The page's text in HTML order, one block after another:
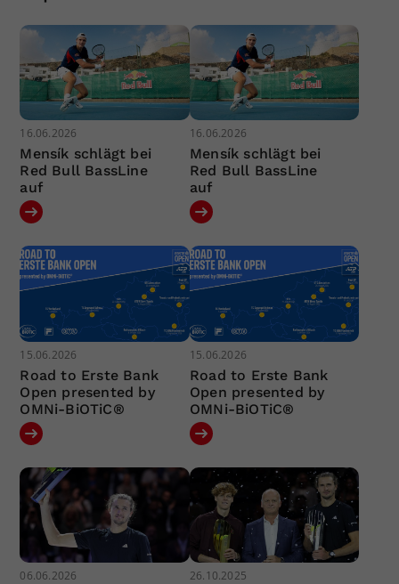
16.06.2026
Mensík schlägt bei
Red Bull BassLine
auf
16.06.2026
Mensík schlägt bei
Red Bull BassLine
auf
15.06.2026
Road to Erste Bank
Open presented by
OMNi-BiOTiC®
15.06.2026
Road to Erste Bank
Open presented by
OMNi-BiOTiC®
06.06.2026 26.10.2025